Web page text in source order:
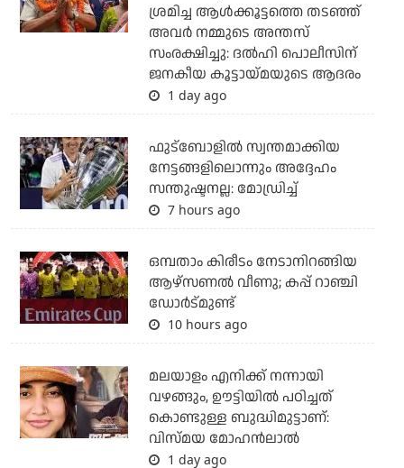
ശ്രമിച്ച ആള്‍ക്കൂട്ടത്തെ തടഞ്ഞ്
അവര്‍ നമ്മുടെ അന്തസ്
സംരക്ഷിച്ചു: ദല്‍ഹി പൊലീസിന്
ജനകീയ കൂട്ടായ്മയുടെ ആദരം
1 day ago
ഫുട്ബോളില്‍ സ്വന്തമാക്കിയ
നേട്ടങ്ങളിലൊന്നും അദ്ദേഹം
സന്തുഷ്ടനല്ല: മോഡ്രിച്ച്
7 hours ago
ഒമ്പതാം കിരീടം നേടാനിറങ്ങിയ
ആഴ്സണല്‍ വീണു; കപ്പ് റാഞ്ചി
ഡോര്‍ട്മുണ്ട്
10 hours ago
മലയാളം എനിക്ക് നന്നായി
വഴങ്ങും, ഊട്ടിയില്‍ പഠിച്ചത്
കൊണ്ടുള്ള ബുദ്ധിമുട്ടാണ്:
വിസ്മയ മോഹന്‍ലാല്‍
1 day ago